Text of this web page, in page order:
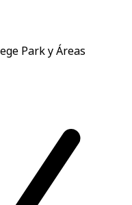
Park y Áreas